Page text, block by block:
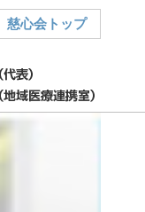
慈心会トップ